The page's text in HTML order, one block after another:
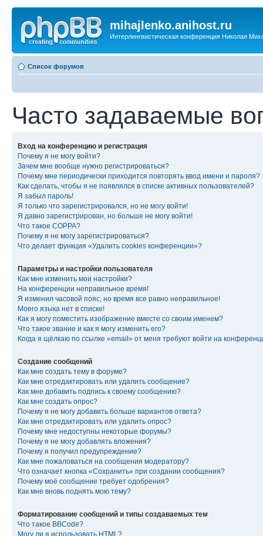
mihajlenko.anihost.ru
Интерлингвистическая конференция Николая
Список форумов
Часто задаваемые
Вход на конференцию и регистрация
Почему я не могу войти?
Зачем мне вообще нужно регистрироваться?
Почему мне периодически приходится повторять ввод имени и пароля?
Как сделать, чтобы я не появлялся в списке активных пользователей?
Я забыл пароль!
Я только что зарегистрировался, но не могу войти!
Я давно зарегистрирован, но больше не могу войти!
Что такое COPPA?
Почему я не могу зарегистрироваться?
Что делает функция «Удалить cookies конференции»?
Параметры и настройки пользователя
Как мне изменить мои настройки?
На конференции неправильное время!
Я изменил часовой пояс, но время все равно неправильное!
Моего языка нет в списке!
Как я могу поместить изображение вместе со своим именем?
Что такое звание и как я могу изменить его?
Когда я щёлкаю по ссылке «email» от меня требуют войти на
Создание сообщений
Как мне создать тему в форуме?
Как мне отредактировать или удалить сообщение?
Как мне добавить подпись к своему сообщению?
Как мне создать опрос?
Почему я не могу добавить больше вариантов ответа?
Как мне отредактировать или удалить опрос?
Почему мне недоступны некоторые форумы?
Почему я не могу добавлять вложения?
Почему я получил предупреждение?
Как мне пожаловаться на сообщения модератору?
Что означает кнопка «Сохранить» при создании сообщения?
Почему моё сообщение требует одобрения?
Как мне вновь поднять мою тему?
Форматирование сообщений и типы создаваемых тем
Что такое BBCode?
Могу ли я использовать HTML?